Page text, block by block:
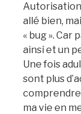
allé bien,
« bug ». Car
ainsi et un
Une fois
sont plus
comprendre
ma vie en